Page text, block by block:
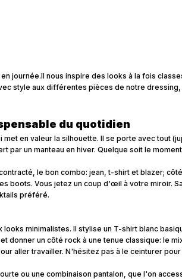
journée.Il nous inspire des looks à la fois
style aux différentes pièces de notre dressing,
du quotidien
en valeur la silhouette. Il se porte avec tout
par un manteau en hiver. Quelque soit le
le bon combo: jean, t-shirt et blazer;
boots. Vous jetez un coup d'œil à votre miroir.
préféré.
minimalistes. Il stylise un T-shirt blanc
donner un côté rock à une tenue classique: le
aller travailler. N'hésitez pas à le ceinturer
ou une combinaison pantalon, que l'on